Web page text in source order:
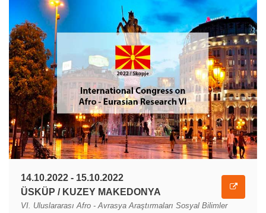
14.10.2022 - 15.10.2022
ÜSKÜP / KUZEY MAKEDONYA
VI. Uluslararası Afro - Avrasya Araştırmaları Sosyal Bilimler